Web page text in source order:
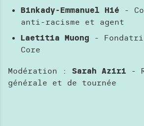
Binkady-Emmanuel Hié -
anti-racisme et agent
Laetitia Muong -
Core
Modération : Sarah Aziri -
générale et de tournée